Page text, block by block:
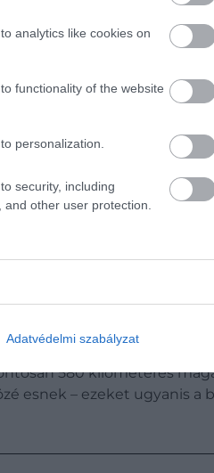
analytics like cookies on
functionality of the website
personalization.
security, including
other user protection.
Adatvédelmi szabályzat
egy tulajdonságuk is,
de vizsgálni még
névre hallgató
580 kilométeres
esnek – ezeket ugyanis